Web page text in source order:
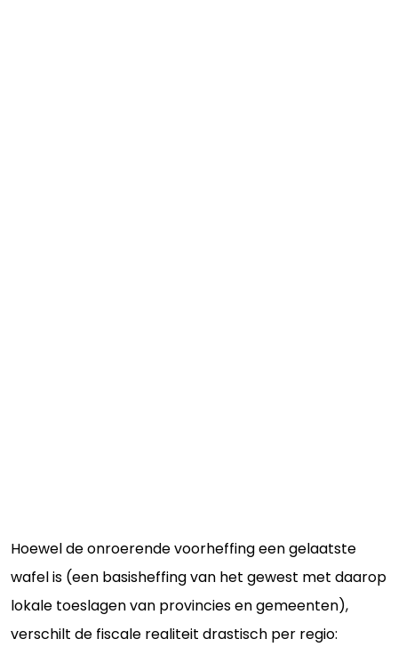
Hoewel de onroerende voorheffing een gelaatste
wafel is (een basisheffing van het gewest met daarop
lokale toeslagen van provincies en gemeenten),
verschilt de fiscale realiteit drastisch per regio: